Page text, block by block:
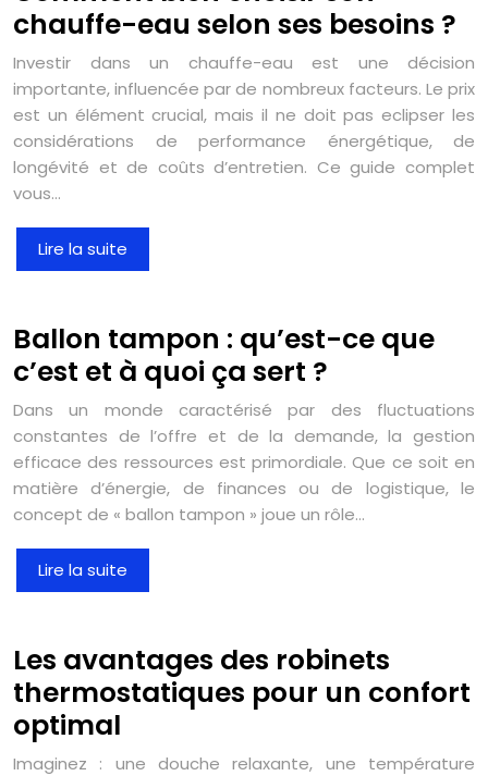
chauffe-eau selon ses besoins ?
Investir dans un chauffe-eau est une décision
importante, influencée par de nombreux facteurs. Le prix
est un élément crucial, mais il ne doit pas eclipser les
considérations de performance énergétique, de
longévité et de coûts d’entretien. Ce guide complet
vous…
Lire la suite
Ballon tampon : qu’est-ce que
c’est et à quoi ça sert ?
Dans un monde caractérisé par des fluctuations
constantes de l’offre et de la demande, la gestion
efficace des ressources est primordiale. Que ce soit en
matière d’énergie, de finances ou de logistique, le
concept de « ballon tampon » joue un rôle…
Lire la suite
Les avantages des robinets
thermostatiques pour un confort
optimal
Imaginez : une douche relaxante, une température